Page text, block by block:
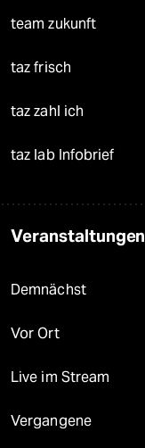
team zukunft
taz frisch
taz zahl ich
taz lab Infobrief
Veranstaltungen
Demnächst
Vor Ort
Live im Stream
Vergangene